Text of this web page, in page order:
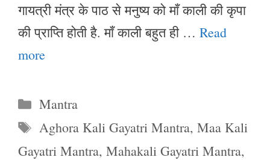
गायत्री मंत्र के पाठ से मनुष्य को माँ काली की कृपा
की प्राप्ति होती है. माँ काली बहुत ही … Read
more
Categories
Mantra
Tags
Aghora Kali Gayatri Mantra,Maa Kali
Gayatri Mantra, Mahakali Gayatri Mantra,